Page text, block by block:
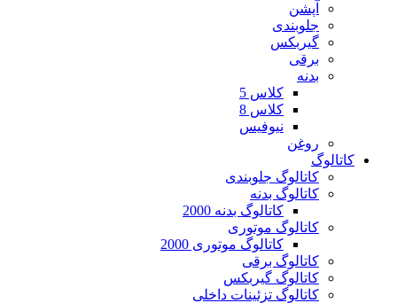
آپشن
جلوبندی
گیربکس
برقی
بدنه
کلاس 5
کلاس 8
نیوفیس
روغن
کاتالوگ
کاتالوگ جلوبندی
کاتالوگ بدنه
کاتالوگ بدنه 2000
کاتالوگ موتوری
کاتالوگ موتوری 2000
کاتالوگ برقی
کاتالوگ گیربکس
کاتالوگ تزئینات داخلی